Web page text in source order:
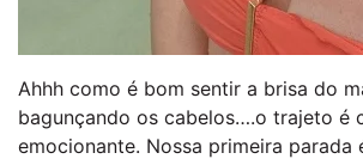
Ahhh como é bom sentir a brisa do
bagunçando os cabelos….o trajeto é
emocionante. Nossa primeira parada